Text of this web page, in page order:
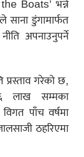
the Boats’ भन्ने
डुंगामार्फत
अपनाउनुपर्ने
गरेको छ,
लाख सम्मका
पाँच वर्षमा
ठहरिएमा